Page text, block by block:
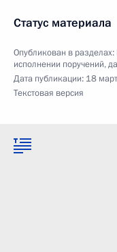
Статус материала
Опубликован в разделах:
исполнении поручений,
Дата публикации: 18
Текстовая версия